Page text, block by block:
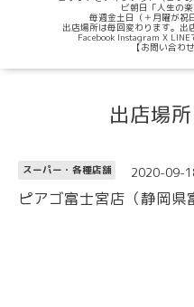
ビ朝日「人生の
毎週金土日（＋月曜が祝
出店場所は毎回変わります。出
Facebook Instagram X LINE
【お問い合
出店場
スーパー・各種店舗 2020-09-
ピアゴ富士宮店（静岡県